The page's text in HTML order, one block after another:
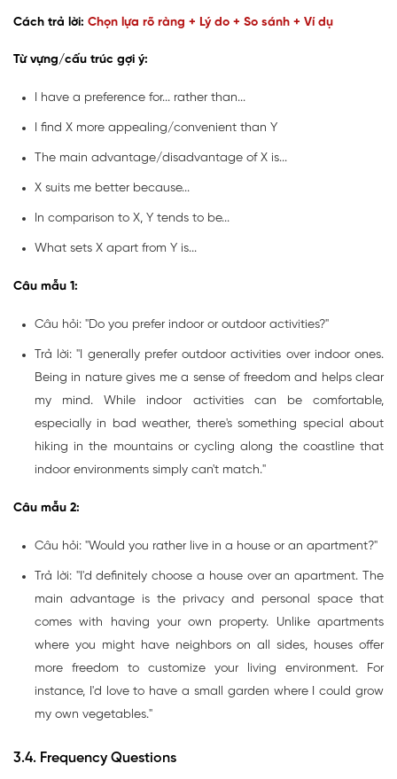
Cách trả lời: Chọn lựa rõ ràng + Lý do + So sánh + Ví dụ
Từ vựng/cấu trúc gợi ý:
I have a preference for... rather than...
I find X more appealing/convenient than Y
The main advantage/disadvantage of X is...
X suits me better because...
In comparison to X, Y tends to be...
What sets X apart from Y is...
Câu mẫu 1:
Câu hỏi: "Do you prefer indoor or outdoor activities?"
Trả lời: "I generally prefer outdoor activities over indoor ones.
Being in nature gives me a sense of freedom and helps clear
my mind. While indoor activities can be comfortable,
especially in bad weather, there's something special about
hiking in the mountains or cycling along the coastline that
indoor environments simply can't match."
Câu mẫu 2:
Câu hỏi: "Would you rather live in a house or an apartment?"
Trả lời: "I'd definitely choose a house over an apartment. The
main advantage is the privacy and personal space that
comes with having your own property. Unlike apartments
where you might have neighbors on all sides, houses offer
more freedom to customize your living environment. For
instance, I'd love to have a small garden where I could grow
my own vegetables."
3.4. Frequency Questions